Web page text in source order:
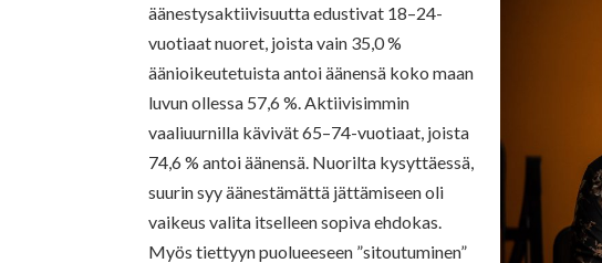
äänestysaktiivisuutta edustivat 18–24-
vuotiaat nuoret, joista vain 35,0 %
äänioikeutetuista antoi äänensä koko maan
luvun ollessa 57,6 %. Aktiivisimmin
vaaliuurnilla kävivät 65–74-vuotiaat, joista
74,6 % antoi äänensä. Nuorilta kysyttäessä,
suurin syy äänestämättä jättämiseen oli
vaikeus valita itselleen sopiva ehdokas.
Myös tiettyyn puolueeseen ”sitoutuminen”